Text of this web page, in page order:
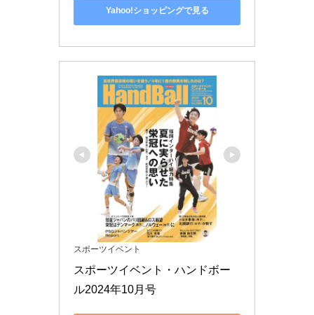
Yahoo!ショッピングで見る
スポーツイベント
スポーツイベント・ハンドボー
ル2024年10月号